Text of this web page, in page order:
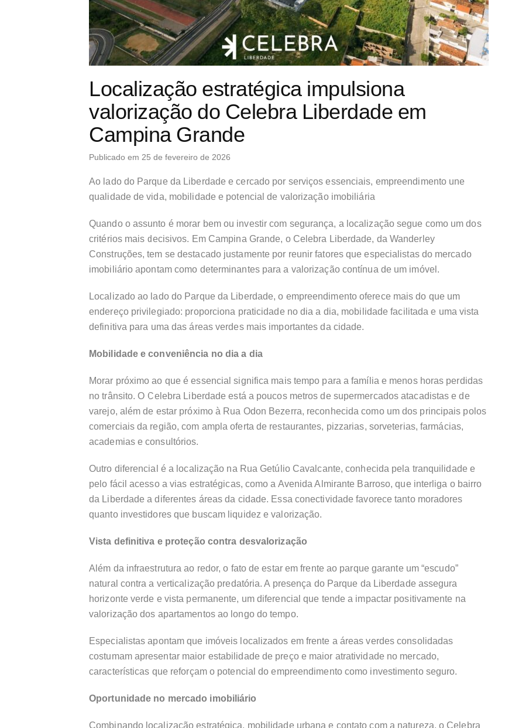
Localização estratégica impulsiona
valorização do Celebra Liberdade em
Campina Grande
Publicado em 25 de fevereiro de 2026
Ao lado do Parque da Liberdade e cercado por serviços essenciais, empreendimento une
qualidade de vida, mobilidade e potencial de valorização imobiliária
Quando o assunto é morar bem ou investir com segurança, a localização segue como um dos
critérios mais decisivos. Em Campina Grande, o Celebra Liberdade, da Wanderley
Construções, tem se destacado justamente por reunir fatores que especialistas do mercado
imobiliário apontam como determinantes para a valorização contínua de um imóvel.
Localizado ao lado do Parque da Liberdade, o empreendimento oferece mais do que um
endereço privilegiado: proporciona praticidade no dia a dia, mobilidade facilitada e uma vista
definitiva para uma das áreas verdes mais importantes da cidade.
Mobilidade e conveniência no dia a dia
Morar próximo ao que é essencial significa mais tempo para a família e menos horas perdidas
no trânsito. O Celebra Liberdade está a poucos metros de supermercados atacadistas e de
varejo, além de estar próximo à Rua Odon Bezerra, reconhecida como um dos principais polos
comerciais da região, com ampla oferta de restaurantes, pizzarias, sorveterias, farmácias,
academias e consultórios.
Outro diferencial é a localização na Rua Getúlio Cavalcante, conhecida pela tranquilidade e
pelo fácil acesso a vias estratégicas, como a Avenida Almirante Barroso, que interliga o bairro
da Liberdade a diferentes áreas da cidade. Essa conectividade favorece tanto moradores
quanto investidores que buscam liquidez e valorização.
Vista definitiva e proteção contra desvalorização
Além da infraestrutura ao redor, o fato de estar em frente ao parque garante um “escudo”
natural contra a verticalização predatória. A presença do Parque da Liberdade assegura
horizonte verde e vista permanente, um diferencial que tende a impactar positivamente na
valorização dos apartamentos ao longo do tempo.
Especialistas apontam que imóveis localizados em frente a áreas verdes consolidadas
costumam apresentar maior estabilidade de preço e maior atratividade no mercado,
características que reforçam o potencial do empreendimento como investimento seguro.
Oportunidade no mercado imobiliário
Combinando localização estratégica, mobilidade urbana e contato com a natureza, o Celebra